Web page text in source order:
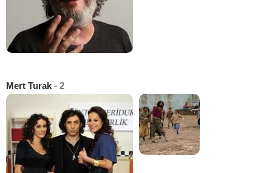
Mert Turak - 2